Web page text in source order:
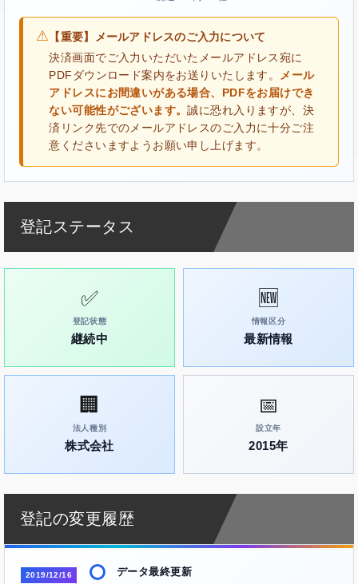
⚠ 【重要】メールアドレスのご入力について
決済画面でご入力いただいたメールアドレス宛に
PDFダウンロード案内をお送りいたします。
メール
アドレスにお間違いがある場合、PDFをお届けでき
ない可能性がございます。誠に恐れ入りますが、決
済リンク先でのメールアドレスのご入力に十分ご注
意くださいますようお願い申し上げます。
登記ステータス
✅
登記状態
継続中
🆕
情報区分
最新情報
🏢
法人種別
株式会社
📅
設立年
2015年
登記の変更履歴
2019/12/16 データ最終更新